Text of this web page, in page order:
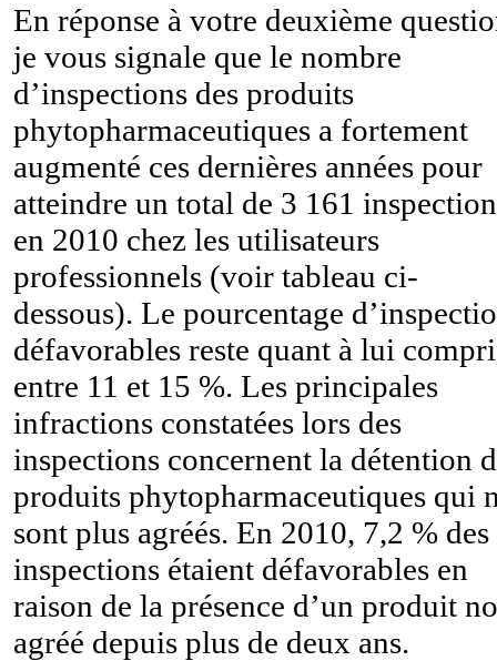
En réponse à votre deuxième
je vous signale que le nombre
d’inspections des produits
phytopharmaceutiques a fortement
augmenté ces dernières années pour
atteindre un total de 3 161
en 2010 chez les utilisateurs
professionnels (voir tableau ci-
dessous). Le pourcentage
défavorables reste quant à lui
entre 11 et 15 %. Les principales
infractions constatées lors des
inspections concernent la détention
produits phytopharmaceutiques qui
sont plus agréés. En 2010, 7,2 % des
inspections étaient défavorables en
raison de la présence d’un produit
agréé depuis plus de deux ans.